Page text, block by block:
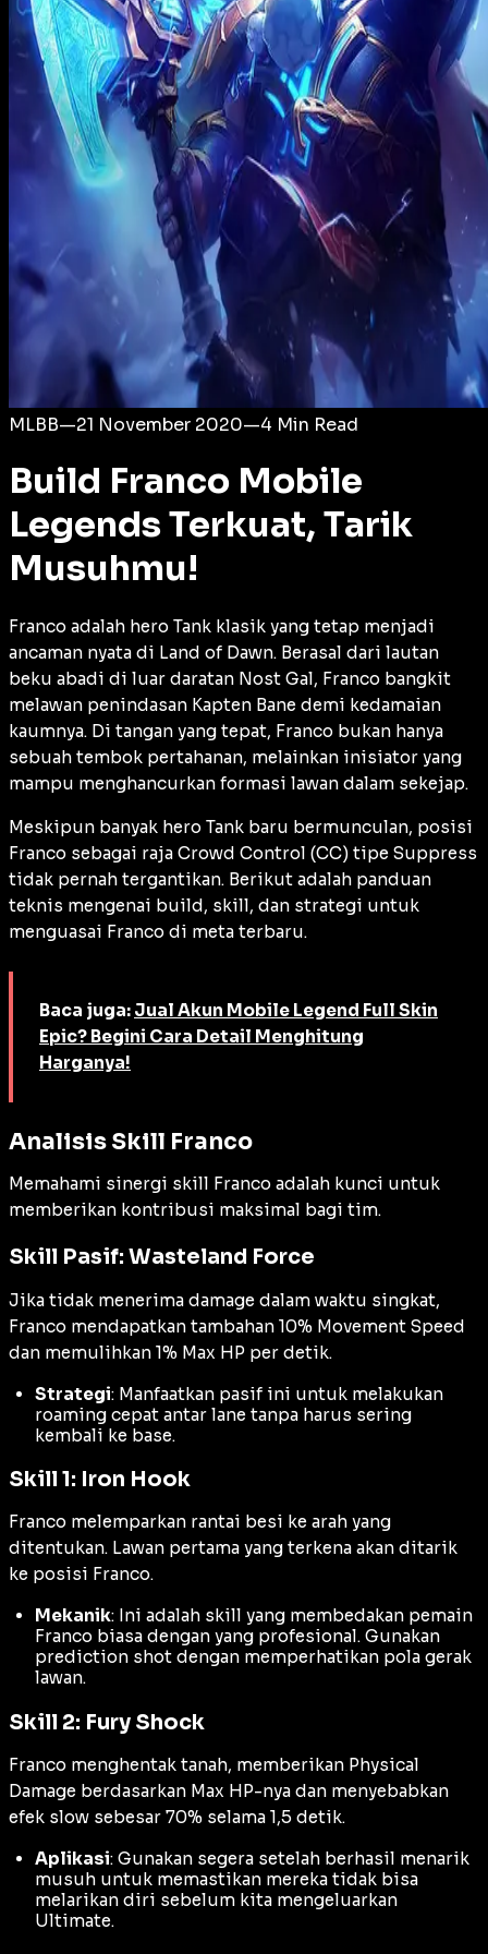
Login
MLBB—21 November 2020—4 Min Read
Build Franco Mobile
Legends Terkuat, Tarik
Musuhmu!
Franco adalah hero Tank klasik yang tetap menjadi
ancaman nyata di Land of Dawn. Berasal dari lautan
beku abadi di luar daratan Nost Gal, Franco bangkit
melawan penindasan Kapten Bane demi kedamaian
kaumnya. Di tangan yang tepat, Franco bukan hanya
sebuah tembok pertahanan, melainkan inisiator yang
mampu menghancurkan formasi lawan dalam sekejap.
Meskipun banyak hero Tank baru bermunculan, posisi
Franco sebagai raja Crowd Control (CC) tipe Suppress
tidak pernah tergantikan. Berikut adalah panduan
teknis mengenai build, skill, dan strategi untuk
menguasai Franco di meta terbaru.
Baca juga: Jual Akun Mobile Legend Full Skin
Epic? Begini Cara Detail Menghitung
Harganya!
Analisis Skill Franco
Memahami sinergi skill Franco adalah kunci untuk
memberikan kontribusi maksimal bagi tim.
Skill Pasif: Wasteland Force
Jika tidak menerima damage dalam waktu singkat,
Franco mendapatkan tambahan 10% Movement Speed
dan memulihkan 1% Max HP per detik.
Strategi: Manfaatkan pasif ini untuk melakukan
roaming cepat antar lane tanpa harus sering
kembali ke base.
Skill 1: Iron Hook
Franco melemparkan rantai besi ke arah yang
ditentukan. Lawan pertama yang terkena akan ditarik
ke posisi Franco.
Mekanik: Ini adalah skill yang membedakan pemain
Franco biasa dengan yang profesional. Gunakan
prediction shot dengan memperhatikan pola gerak
lawan.
Skill 2: Fury Shock
Franco menghentak tanah, memberikan Physical
Damage berdasarkan Max HP-nya dan menyebabkan
efek slow sebesar 70% selama 1,5 detik.
Aplikasi: Gunakan segera setelah berhasil menarik
musuh untuk memastikan mereka tidak bisa
melarikan diri sebelum kita mengeluarkan
Ultimate.